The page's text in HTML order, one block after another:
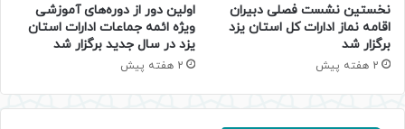
نخستین نشست فصلی دبیران
اقامه نماز ادارات کل استان یزد
برگزار شد
2 هفته پیش
اولین دور از دوره‌های آموزشی
ویژه ائمه جماعات ادارات استان
یزد در سال جدید برگزار شد
2 هفته پیش